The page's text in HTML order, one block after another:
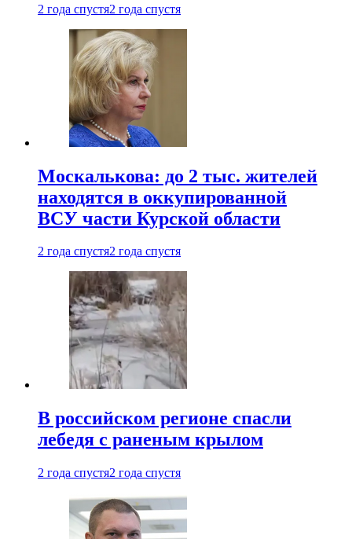
2 года спустя2 года спустя
Москалькова: до 2 тыс. жителей
находятся в оккупированной
ВСУ части Курской области
2 года спустя2 года спустя
В российском регионе спасли
лебедя с раненым крылом
2 года спустя2 года спустя